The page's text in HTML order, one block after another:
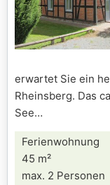
erwartet Sie ein
Rheinsberg. Das
See
Ferienwohnung
45 m²
max. 2 Personen